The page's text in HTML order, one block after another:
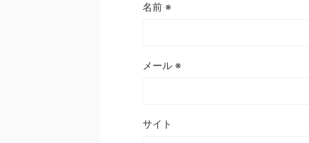
名前 ※
メール ※
サイト